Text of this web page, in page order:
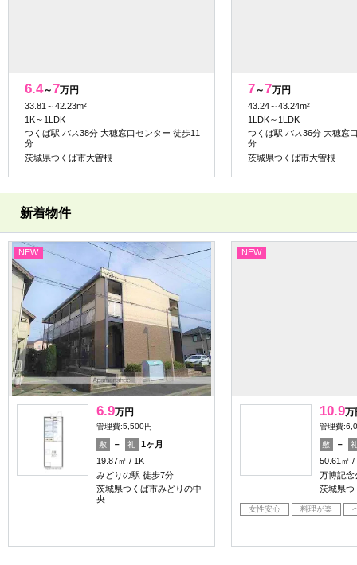
6.4～7万円
33.81～42.23m²
1K～1LDK
つくば駅 バス38分 大穂窓口センター 徒歩11
分
茨城県つくば市大曽根
7～7万円
43.24～43.24m²
1LDK～1LDK
つくば駅 バス36分 大穂窓
分
茨城県つくば市大曽根
新着物件
NEW
6.9万円
管理費:5,500円
敷 － 礼
1ヶ月
19.87㎡
1K
みどりの駅 徒歩7分
茨城県つくば市みどりの中
央
NEW
10.9万
管理費
敷 －
50.61㎡
万博記念
茨城県つ
女性安心 料理が楽